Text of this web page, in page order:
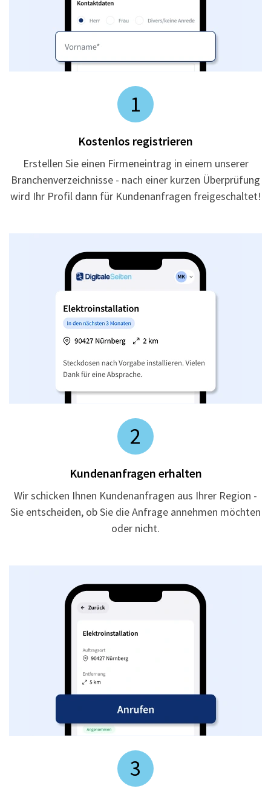
1
Kostenlos registrieren
Erstellen Sie einen Firmeneintrag in einem unserer
Branchenverzeichnisse - nach einer kurzen Überprüfung
wird Ihr Profil dann für Kundenanfragen freigeschaltet!
2
Kundenanfragen erhalten
Wir schicken Ihnen Kundenanfragen aus Ihrer Region -
Sie entscheiden, ob Sie die Anfrage annehmen möchten
oder nicht.
3